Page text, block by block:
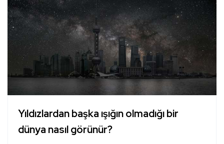
Yıldızlardan başka ışığın olmadığı bir
dünya nasıl görünür?